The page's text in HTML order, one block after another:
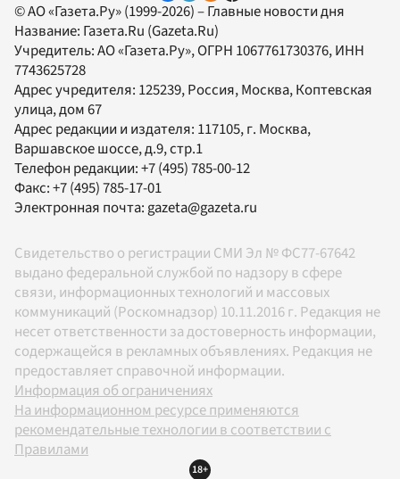
© АО «Газета.Ру» (1999-2026) – Главные новости дня
Название: Газета.Ru (Gazeta.Ru)
Учредитель:АО «Газета.Ру», ОГРН 1067761730376, ИНН
7743625728
Адрес учредителя: 125239, Россия, Москва, Коптевская
улица, дом 67
Адрес редакции и издателя: 117105, г. Москва,
Варшавское шоссе, д.9, стр.1
Телефон редакции:+7 (495) 785-00-12
Факс:+7 (495) 785-17-01
Электронная почта:gazeta@gazeta.ru
Свидетельство о регистрации СМИ Эл № ФС77-67642
выдано федеральной службой по надзору в сфере
связи, информационных технологий и массовых
коммуникаций (Роскомнадзор) 10.11.2016 г. Редакция не
несет ответственности за достоверность информации,
содержащейся в рекламных объявлениях. Редакция не
предоставляет справочной информации.
Информация об ограничениях
На информационном ресурсе применяются
рекомендательные технологии в соответствии с
Правилами
18+